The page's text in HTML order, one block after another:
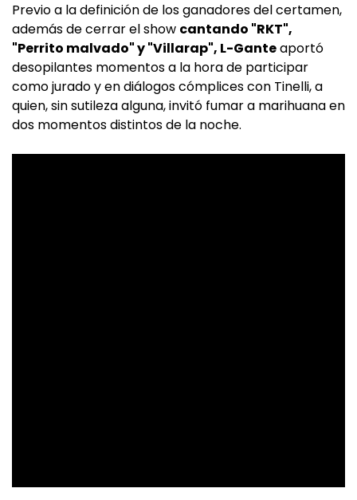
Previo a la definición de los ganadores del certamen,
además de cerrar el show cantando "RKT",
"Perrito malvado" y "Villarap", L-Ganteaportó
desopilantes momentos a la hora de participar
como jurado y en diálogos cómplices con Tinelli, a
quien, sin sutileza alguna, invitó fumar a marihuana en
dos momentos distintos de la noche.